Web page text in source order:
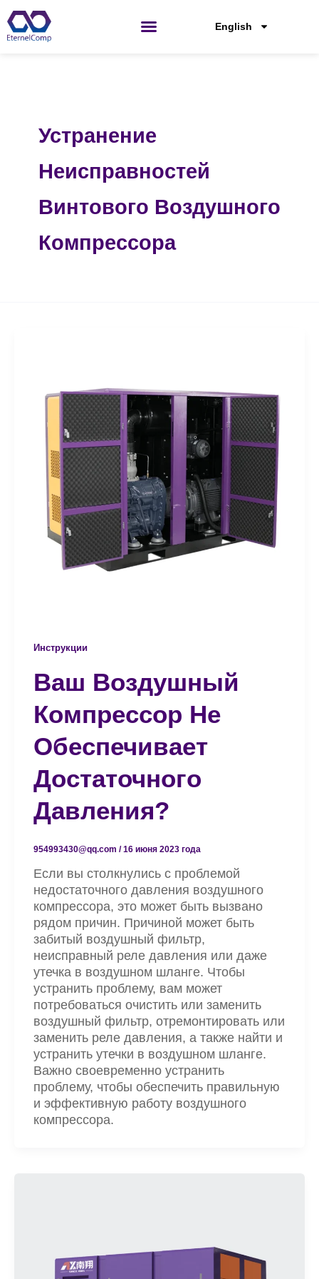
Перейти
содержанию
English
Устранение
Неисправностей
Винтового Воздушного
Компрессора
Инструкции
Ваш Воздушный
Компрессор Не
Обеспечивает
Достаточного
Давления?
954993430@qq.com /16 июня 2023 года
Если вы столкнулись с проблемой
недостаточного давления воздушного
компрессора, это может быть вызвано
рядом причин. Причиной может быть
забитый воздушный фильтр,
неисправный реле давления или даже
утечка в воздушном шланге. Чтобы
устранить проблему, вам может
потребоваться очистить или заменить
воздушный фильтр, отремонтировать или
заменить реле давления, а также найти и
устранить утечки в воздушном шланге.
Важно своевременно устранить
проблему, чтобы обеспечить правильную
и эффективную работу воздушного
компрессора.